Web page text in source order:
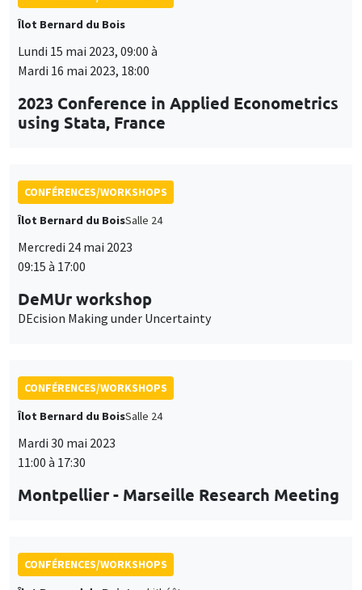
Îlot Bernard du Bois
Lundi 15 mai 2023, 09:00 à
Mardi 16 mai 2023, 18:00
2023 Conference in Applied Econometrics
using Stata, France
CONFÉRENCES/WORKSHOPS
Îlot Bernard du BoisSalle 24
Mercredi 24 mai 2023
09:15 à 17:00
DeMUr workshop
DEcision Making under Uncertainty
CONFÉRENCES/WORKSHOPS
Îlot Bernard du BoisSalle 24
Mardi 30 mai 2023
11:00 à 17:30
Montpellier - Marseille Research Meeting
CONFÉRENCES/WORKSHOPS